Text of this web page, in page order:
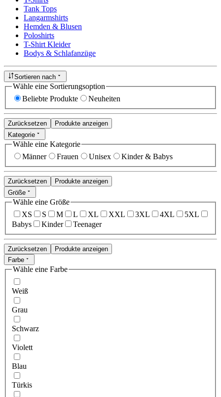
Tank Tops
Langarmshirts
Hemden & Blusen
Poloshirts
T-Shirt Kleider
Bodys & Schlafanzüge
Sortieren nach
Wähle eine Sortierungsoption
Beliebte Produkte
Neuheiten
Zurücksetzen
Produkte anzeigen
Kategorie
Wähle eine Kategorie
Männer
Frauen Unisex Kinder & Babys
Zurücksetzen
Produkte anzeigen
Größe
Wähle eine Größe
XS
S M L XL XXL 3XL 4XL
5XL
Babys
Kinder Teenager
Zurücksetzen
Produkte anzeigen
Farbe
Wähle eine Farbe
Weiß
Grau
Schwarz
Violett
Blau
Türkis